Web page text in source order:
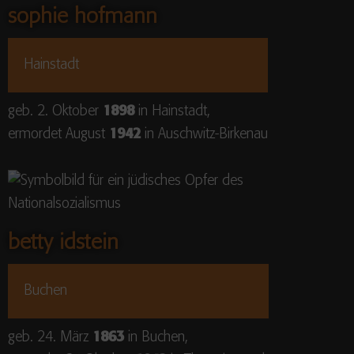
sophie hofmann
Hainstadt
geb. 2. Oktober 1898in Hainstadt,
ermordet August 1942 in Auschwitz-Birkenau
betty idstein
Buchen
geb. 24. März 1863 in Buchen,